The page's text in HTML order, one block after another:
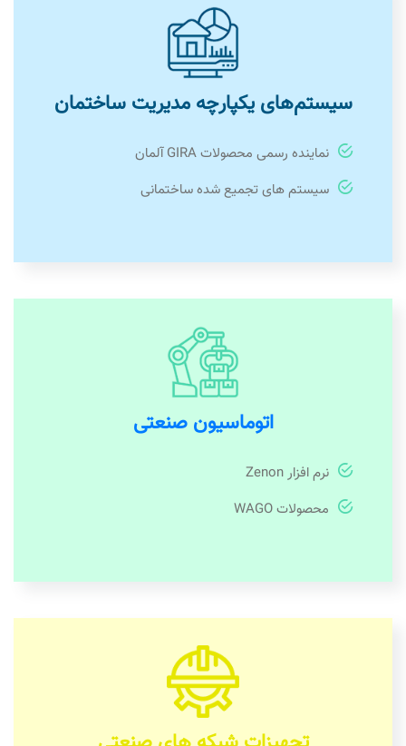
سیستم‌های یکپارچه مدیریت ساختمان
نماینده رسمی محصولات GIRA آلمان
سیستم های تجمیع شده ساختمانی
اتوماسیون صنعتی
نرم افزار Zenon
محصولات WAGO